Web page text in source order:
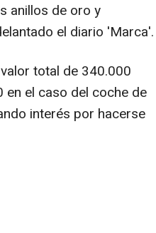
anillos de oro y
el diario 'Marca'.
total de 340.000
el caso del coche de
interés por hacerse